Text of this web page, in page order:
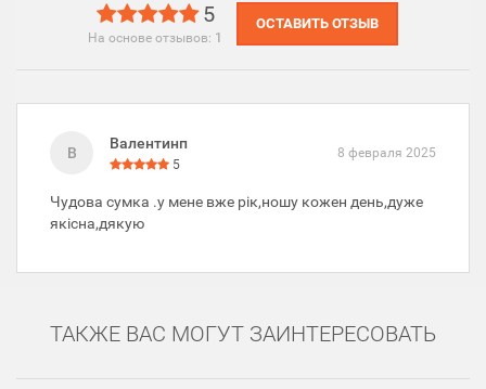
5
На основе отзывов: 1
ОСТАВИТЬ ОТЗЫВ
В
Валентинп
5
8 февраля 2025
Чудова сумка .у мене вже рік,ношу кожен день,дуже
якісна,дякую
ТАКЖЕ ВАС МОГУТ ЗАИНТЕРЕСОВАТЬ